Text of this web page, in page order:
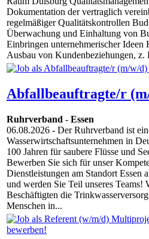
Dokumentation der vertraglich
regelmäßiger Qualitätskontrollen
Überwachung und Einhaltung von
Einbringen unternehmerischer Ideen
Ausbau von Kundenbeziehungen, z.
Abfallbeauftragte/r
Ruhrverband - Essen
06.08.2026 - Der Ruhrverband ist
Wasserwirtschaftsunternehmen in
100 Jahren für saubere Flüsse und
Bewerben Sie sich für unser
Dienstleistungen am Standort Essen
und werden Sie Teil unseres Teams!
Beschäftigten die
Menschen in...